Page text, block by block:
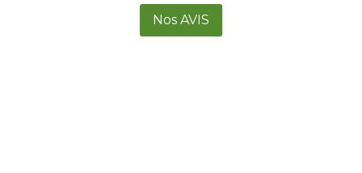
Nos AVIS